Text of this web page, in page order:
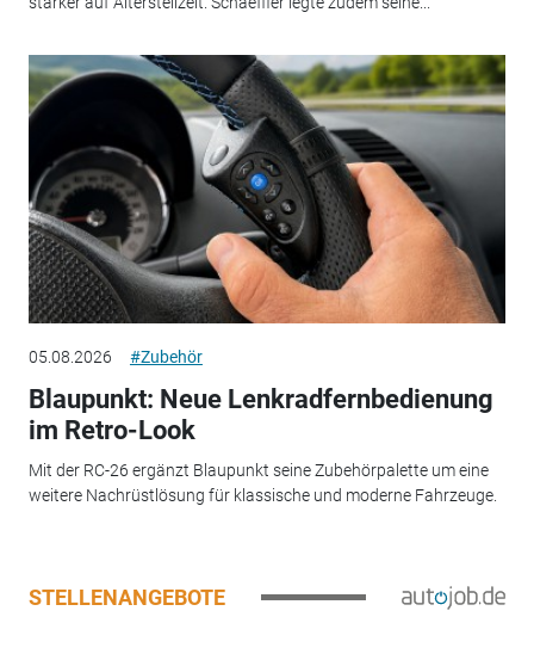
05.08.2026 #Zubehör
Blaupunkt: Neue Lenkradfernbedienung
im Retro-Look
Mit der RC-26 ergänzt Blaupunkt seine Zubehörpalette um eine
weitere Nachrüstlösung für klassische und moderne Fahrzeuge.
STELLENANGEBOTE